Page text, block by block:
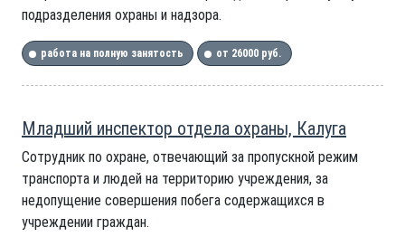
подразделения охраны и надзора.
работа на полную занятость от 26000 руб.
Младший инспектор отдела охраны, Калуга
Сотрудник по охране, отвечающий за пропускной режим
транспорта и людей на территорию учреждения, за
недопущение совершения побега содержащихся в
учреждении граждан.